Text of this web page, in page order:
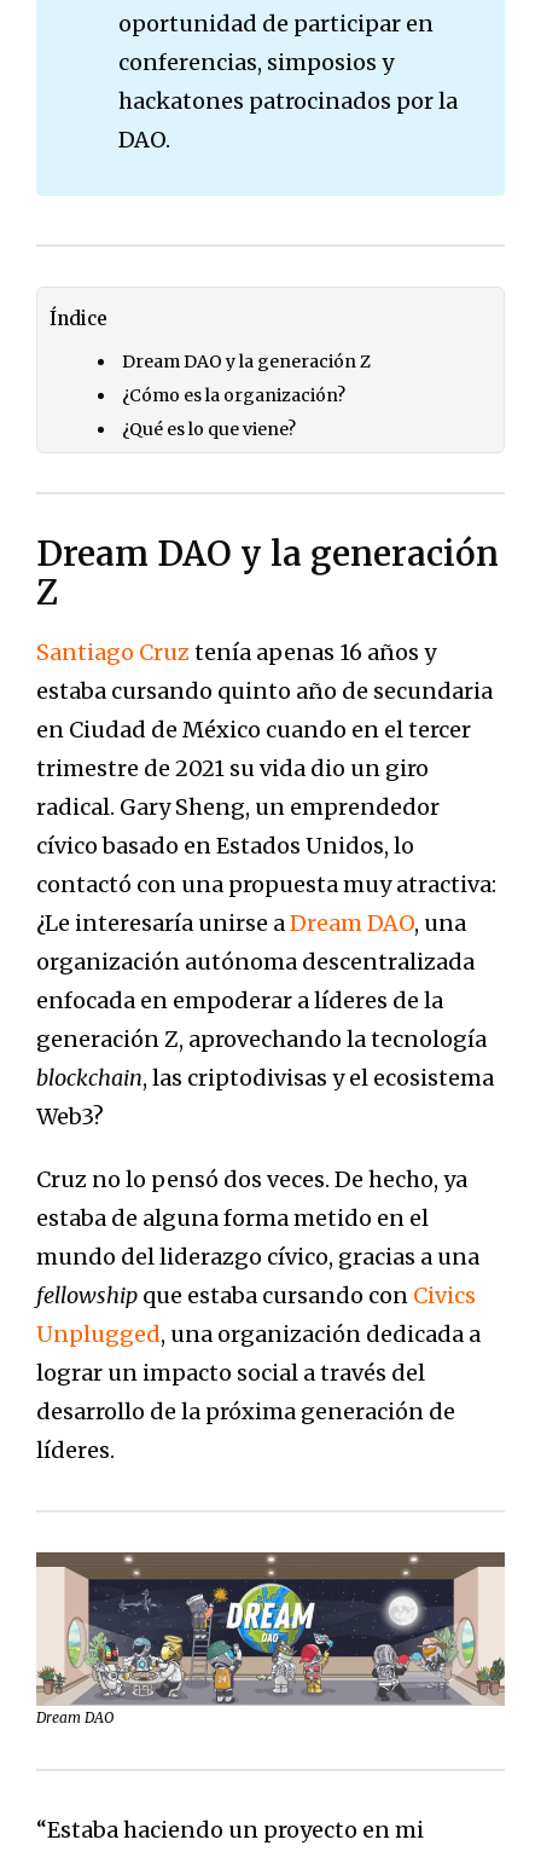
oportunidad de participar en
conferencias, simposios y
hackatones patrocinados por la
DAO.
Índice
Dream DAO y la generación Z
¿Cómo es la organización?
¿Qué es lo que viene?
Dream DAO y la generación
Z
Santiago Cruztenía apenas 16 años y
estaba cursando quinto año de secundaria
en Ciudad de México cuando en el tercer
trimestre de 2021 su vida dio un giro
radical. Gary Sheng, un emprendedor
cívico basado en Estados Unidos, lo
contactó con una propuesta muy atractiva:
¿Le interesaría unirse aDream DAO, una
organización autónoma descentralizada
enfocada en empoderar a líderes de la
generación Z, aprovechando la tecnología
blockchain, las criptodivisas y el ecosistema
Web3?
Cruz no lo pensó dos veces. De hecho, ya
estaba de alguna forma metido en el
mundo del liderazgo cívico, gracias a una
fellowship que estaba cursando con Civics
Unplugged, una organización dedicada a
lograr un impacto social a través del
desarrollo de la próxima generación de
líderes.
Dream DAO
“Estaba haciendo un proyecto en mi